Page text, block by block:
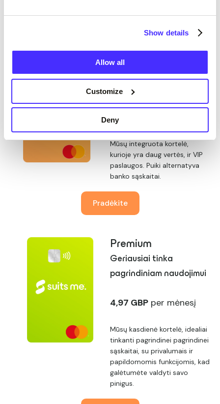
Show details
Allow all
Customize
Deny
Premium Plus
Geriausiai tinka
pagrindinei sąskaitai
£9,97
Mūsų integruota kortelė,
kurioje yra daug vertės, ir VIP
paslaugos. Puiki alternatyva
banko sąskaitai.
Pradėkite
Premium
Geriausiai tinka
pagrindiniam naudojimui
4,97 GBP per mėnesį
Mūsų kasdienė kortelė, idealiai
tinkanti pagrindinei pagrindinei
sąskaitai, su privalumais ir
papildomomis funkcijomis, kad
galėtumėte valdyti savo
pinigus.